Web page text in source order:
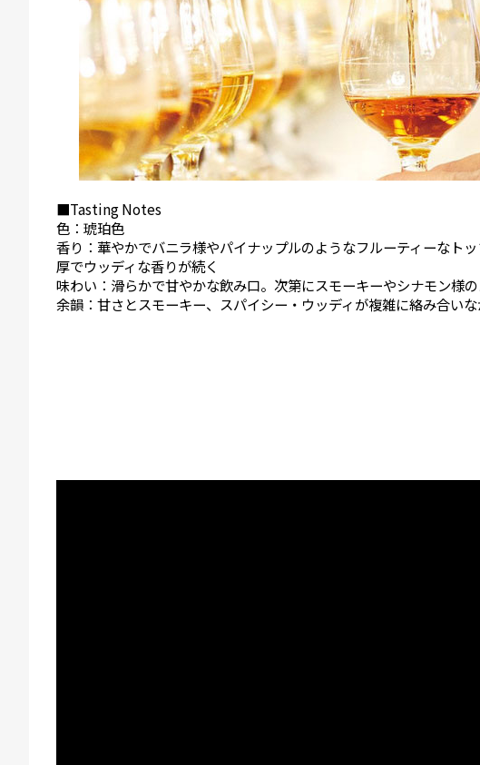
■Tasting Notes
色：琥珀色
香り：華やかでバニラ様やパイナップルのようなフルーティーなト
厚でウッディな香りが続く
味わい：滑らかで甘やかな飲み口。次第にスモーキーやシナモン様
余韻：甘さとスモーキー、スパイシー・ウッディが複雑に絡み合い